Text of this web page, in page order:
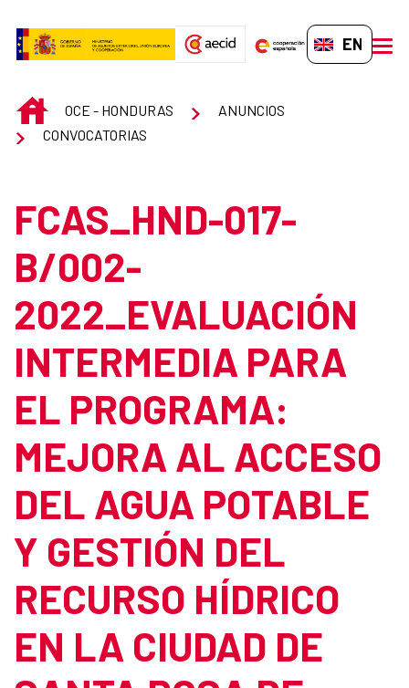
EN-GB
INICIOOCE - HONDURAS
ANUNCIOS
CONVOCATORIAS
FCAS_HND-017-
B/002-
2022_EVALUACIÓN
INTERMEDIA PARA
EL PROGRAMA:
MEJORA AL ACCESO
DEL AGUA POTABLE
Y GESTIÓN DEL
RECURSO HÍDRICO
EN LA CIUDAD DE